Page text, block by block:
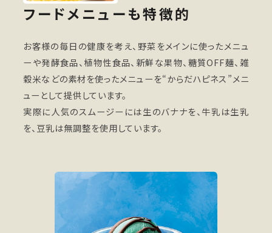
フードメニューも特徴的
お客様の毎日の健康を考え、野菜をメインに使ったメニュ
ーや発酵食品、植物性食品、新鮮な果物、糖質OFF麺、雑
穀米などの素材を使ったメニューを“からだハピネス”メニ
ューとして提供しています。
実際に人気のスムージーには生のバナナを、牛乳は生乳
を、豆乳は無調整を使用しています。